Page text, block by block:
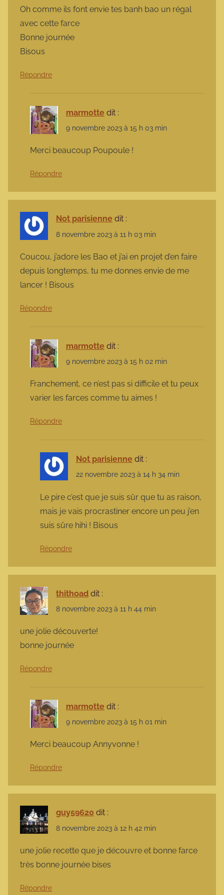
Oh comme ils font envie tes banh bao un régal
avec cette farce
Bonne journée
Bisous
Répondre
marmotte dit :
9 novembre 2023 à 15 h 03 min
Merci beaucoup Poupoule !
Répondre
Not parisienne dit :
8 novembre 2023 à 11 h 03 min
Coucou, j’adore les Bao et j’ai en projet d’en faire
depuis longtemps, tu me donnes envie de me
lancer ! Bisous
Répondre
marmotte dit :
9 novembre 2023 à 15 h 02 min
Franchement, ce n’est pas si difficile et tu peux
varier les farces comme tu aimes !
Répondre
Not parisienne dit :
22 novembre 2023 à 14 h 34 min
Le pire c’est que je suis sûr que tu as raison,
mais je vais procrastiner encore un peu j’en
suis sûre hihi ! Bisous
Répondre
thithoad dit :
8 novembre 2023 à 11 h 44 min
une jolie découverte!
bonne journée
Répondre
marmotte dit :
9 novembre 2023 à 15 h 01 min
Merci beaucoup Annyvonne !
Répondre
guy59620 dit :
8 novembre 2023 à 12 h 42 min
une jolie recette que je découvre et bonne farce
très bonne journée bises
Répondre